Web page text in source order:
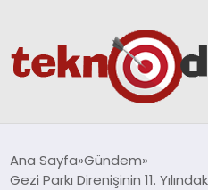
Ana Sayfa Gündem
Gezi Parkı Direnişinin 11.